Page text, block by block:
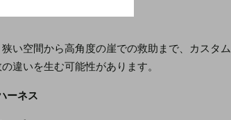
い空間から高角度の崖での救助まで、カスタム
違いを生む可能性があります。
ーネス